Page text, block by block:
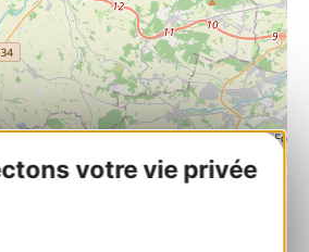
votre vie privée
Leaflet| Map data ©OpenStreetMap contributors